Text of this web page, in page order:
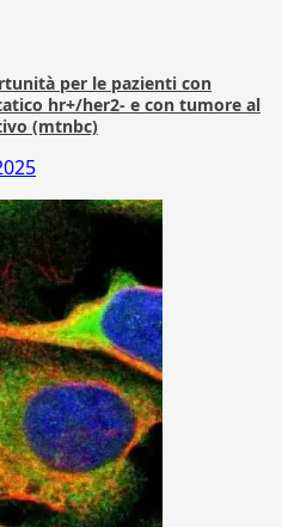
per le pazienti con
hr+/her2- e con tumore al
(mtnbc)